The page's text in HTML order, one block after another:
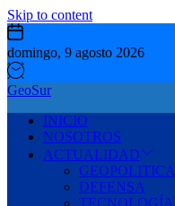
Skip to content
domingo, 9 agosto 2026
GeoSur
INICIO
NOSOTROS
ACTUALIDAD
GEOPOLITICA
DEFENSA
TECNOLOGÍA